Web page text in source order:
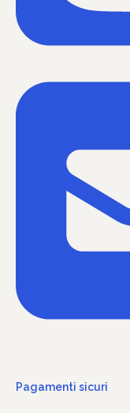
Pagamenti sicuri